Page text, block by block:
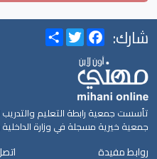
شارك: ShareTwitterFacebook
جمعية خيرية مسجلة في وزارة الداخلية
روابط مفيدة